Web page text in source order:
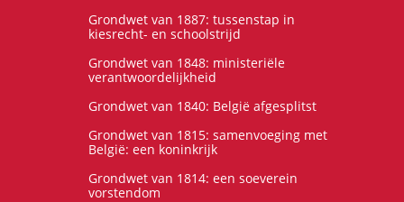
Grondwet van 1887: tussenstap in
kiesrecht- en schoolstrijd
Grondwet van 1848: ministeriële
verantwoordelijkheid
Grondwet van 1840: België afgesplitst
Grondwet van 1815: samenvoeging met
België: een koninkrijk
Grondwet van 1814: een soeverein
vorstendom